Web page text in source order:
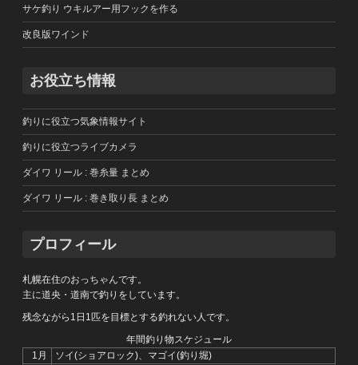
サケ釣り ウキルアー用フックを作る
改良版ワインド
お役立ち情報
釣りに役立つ気象情報サイト
釣りに役立つライブカメラ
ダイワ リール : 巻糸量 まとめ
ダイワ リール : 巻き取り長 まとめ
プロフィール
札幌在住のおっちゃんです。
主に道央・道南で釣りをしています。
残念ながら1日1匹を目標とする釣れない人です。
年間釣り物スケジュール
1月
ソイ(ショアロック)、マゴイ(釣り堀)